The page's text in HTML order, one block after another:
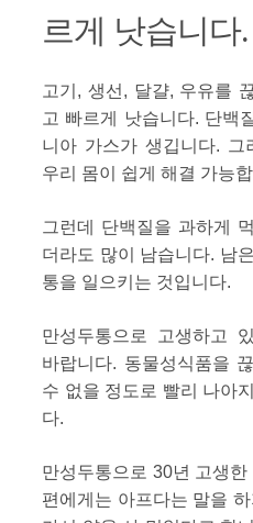
르게 낫습니다.
고기, 생선, 달걀, 우유를
고 빠르게 낫습니다. 단백
니아 가스가 생깁니다. 그
우리 몸이 쉽게 해결 가능
그런데 단백질을 과하게
더라도 많이 남습니다. 남
통을 일으키는 것입니다.
만성두통으로 고생하고
바랍니다. 동물성식품을
수 없을 정도로 빨리 나아
다.
만성두통으로 30년 고생
편에게는 아프다는 말을